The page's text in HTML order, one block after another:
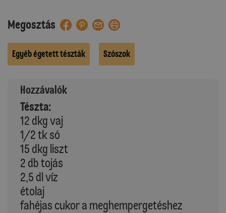
Megosztás
Egyéb égetett tészták Szószok
Hozzávalók
Tészta:
12 dkg vaj
1/2 tk só
15 dkg liszt
2 db tojás
2,5 dl víz
étolaj
fahéjas cukor a meghempergetéshez